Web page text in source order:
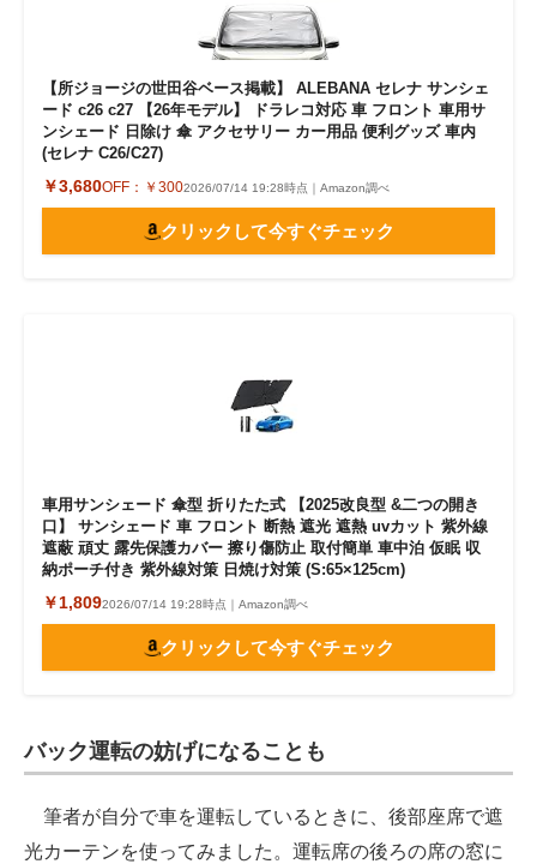
【所ジョージの世田谷ベース掲載】 ALEBANA セレナ サンシェ
ード c26 c27 【26年モデル】 ドラレコ対応 車 フロント 車用サ
ンシェード 日除け 傘 アクセサリー カー用品 便利グッズ 車内
(セレナ C26/C27)
￥3,680OFF： ￥3002026/07/14 19:28時点｜Amazon調べ
クリックして今すぐチェック
車用サンシェード 傘型 折りたた式 【2025改良型 &二つの開き
口】 サンシェード 車 フロント 断熱 遮光 遮熱 uvカット 紫外線
遮蔽 頑丈 露先保護カバー 擦り傷防止 取付簡単 車中泊 仮眠 収
納ポーチ付き 紫外線対策 日焼け対策 (S:65×125cm)
￥1,8092026/07/14 19:28時点｜Amazon調べ
クリックして今すぐチェック
バック運転の妨げになることも
筆者が自分で車を運転しているときに、後部座席で遮
光カーテンを使ってみました。運転席の後ろの席の窓に